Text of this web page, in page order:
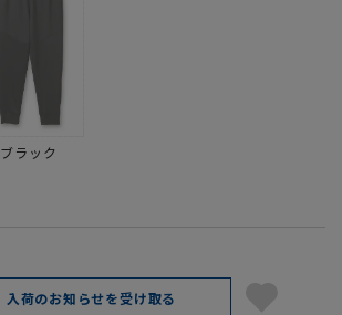
ブラック
入荷のお知らせを受け取る